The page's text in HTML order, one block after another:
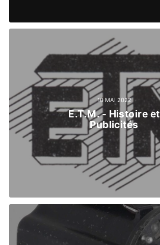
10 MAI 2022
E.T.M. - Histoire et
Publicités